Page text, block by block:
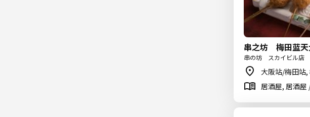
串之坊 梅田蓝天
串の坊 スカイビル店
大阪站/梅田站
居酒屋, 居酒屋